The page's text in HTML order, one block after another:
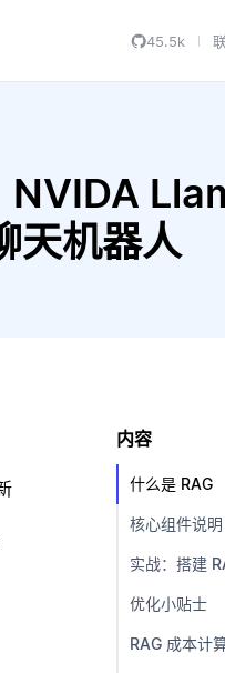
45.5k
天机器人
内容
什么是 RAG
核心组件说明
实战：搭建
优化小贴士
RAG 成本计